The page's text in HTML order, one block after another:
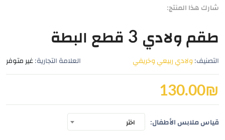
شارك هذا المنتج:
طقم ولادي 3 قطع البطة
التصنيف: ولادي ربيعي وخريفي العلامة التجارية: غير متوفر
130.00₪
قياس ملابس الأطفال: اختر